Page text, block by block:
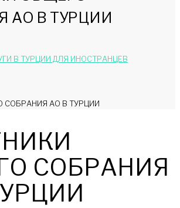
АО В ТУРЦИИ
В ТУРЦИИ ДЛЯ ИНОСТРАНЦЕВ
СОБРАНИЯ АО В ТУРЦИИ
СОБРАНИЯ